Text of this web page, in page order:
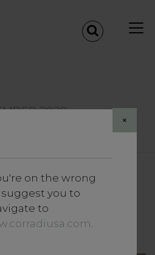
×
on the wrong
suggest you to
to
.
2020
Wie trifft
Wahl?